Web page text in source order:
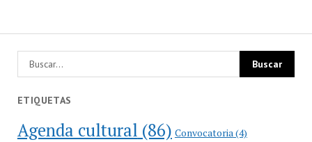
ETIQUETAS
Agenda cultural (86) Convocatoria (4)